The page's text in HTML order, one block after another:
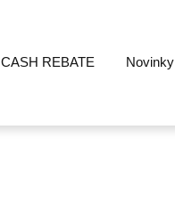
CASH REBATE Novinky